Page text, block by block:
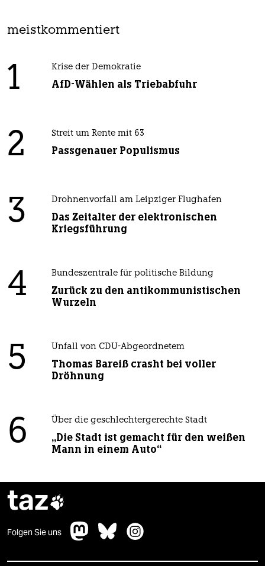
meistkommentiert
1 Krise der Demokratie
AfD-Wählen als Triebabfuhr
2 Streit um Rente mit 63
Passgenauer Populismus
3 Drohnenvorfall am Leipziger Flughafen
Das Zeitalter der elektronischen
Kriegsführung
4 Bundeszentrale für politische Bildung
Zurück zu den antikommunistischen
Wurzeln
5 Unfall von CDU-Abgeordnetem
Thomas Bareiß crasht bei voller
Dröhnung
6 Über die geschlechtergerechte Stadt
„Die Stadt ist gemacht für den weißen
Mann in einem Auto“
taz
Folgen Sie uns